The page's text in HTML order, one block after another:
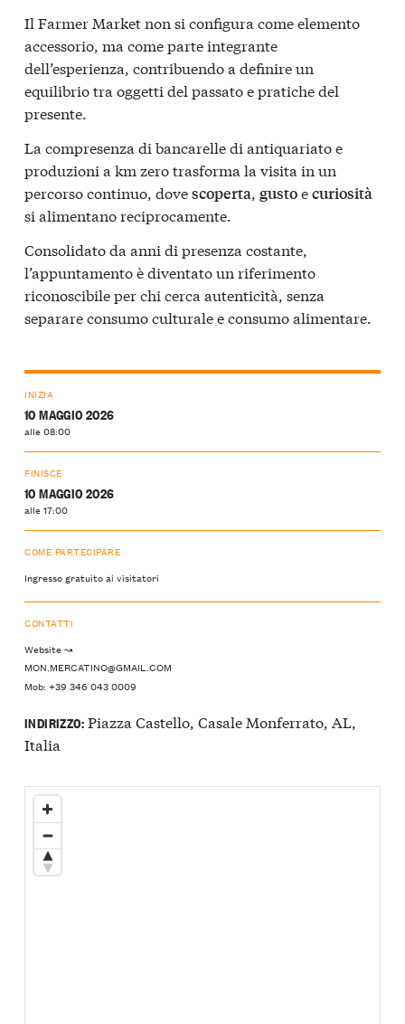
Il Farmer Market non si configura come elemento
accessorio, ma come parte integrante
dell’esperienza, contribuendo a definire un
equilibrio tra oggetti del passato e pratiche del
presente.
La compresenza di bancarelle di antiquariato e
produzioni a km zero trasforma la visita in un
percorso continuo, dovescoperta, gustoecuriosità
si alimentano reciprocamente.
Consolidato da anni di presenza costante,
l’appuntamento è diventato un riferimento
riconoscibile per chi cerca autenticità, senza
separare consumo culturale e consumo alimentare.
INIZIA
10 MAGGIO 2026
alle 08:00
FINISCE
10 MAGGIO 2026
alle 17:00
COME PARTECIPARE
Ingresso gratuito ai visitatori
CONTATTI
Website ↝
MON.MERCATINO@GMAIL.COM
Mob: +39 346 043 0009
INDIRIZZO:Piazza Castello, Casale Monferrato, AL,
Italia